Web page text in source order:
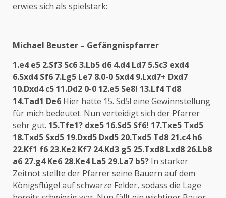
erwies sich als spielstark:
Michael Beuster – Gefängnispfarrer
1.e4 e5 2.Sf3 Sc6 3.Lb5 d6 4.d4 Ld7 5.Sc3 exd4
6.Sxd4 Sf6 7.Lg5 Le7 8.0-0 Sxd4 9.Lxd7+ Dxd7
10.Dxd4 c5 11.Dd2 0-0 12.e5 Se8! 13.Lf4 Td8
14.Tad1 De6 Hier hätte 15. Sd5! eine Gewinnstellung
für mich bedeutet. Nun verteidigt sich der Pfarrer
sehr gut. 15.Tfe1? dxe5 16.Sd5 Sf6! 17.Txe5 Txd5
18.Txd5 Sxd5 19.Dxd5 Dxd5 20.Txd5 Td8 21.c4 h6
22.Kf1 f6 23.Ke2 Kf7 24.Kd3 g5 25.Txd8 Lxd8 26.Lb8
a6 27.g4 Ke6 28.Ke4 La5 29.La7 b5? In starker
Zeitnot stellte der Pfarrer seine Bauern auf dem
Königsflügel auf schwarze Felder, sodass die Lage